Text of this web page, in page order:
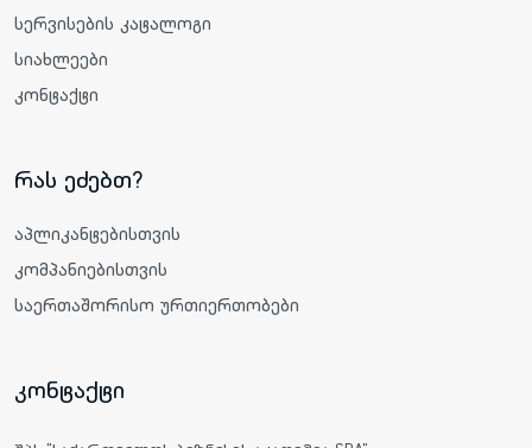
სერვისების კატალოგი
სიახლეები
კონტაქტი
რას ეძებთ?
აპლიკანტებისთვის
კომპანიებისთვის
საერთაშორისო ურთიერთობები
კონტაქტი